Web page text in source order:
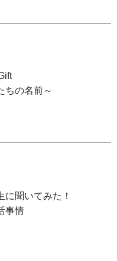
ちの名前～
に聞いてみた！
事情